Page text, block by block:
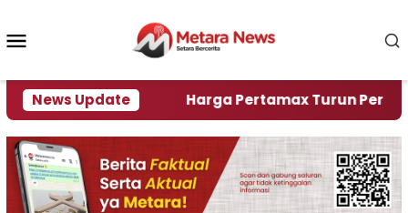
konten
News Update
Krisi Air Harga Pertamax Turun Per Hari